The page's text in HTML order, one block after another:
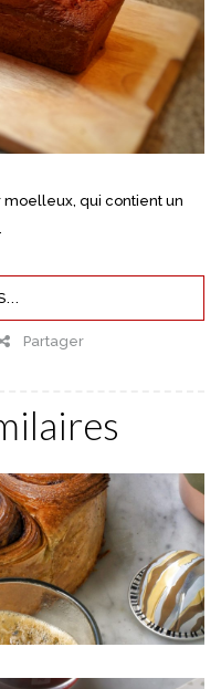
qui contient un
Partager